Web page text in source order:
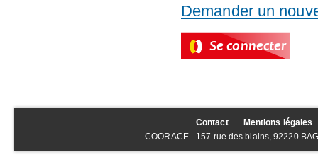
Demander un
Contact
Mentions légales
COORACE - 157 rue des blains, 92220